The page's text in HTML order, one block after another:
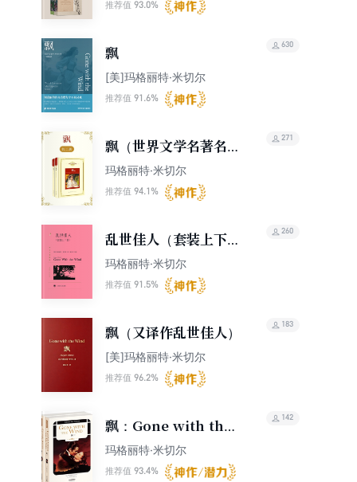
推荐值 93.0%
飘
[美]玛格丽特·米切尔
推荐值 91.6%
630
飘（世界文学名著名译
典藏）
玛格丽特·米切尔
推荐值 94.1%
271
乱世佳人（套装上下
册）（译文名著精选）
玛格丽特·米切尔
推荐值 91.5%
260
飘（又译作乱世佳人）
[美]玛格丽特·米切尔
推荐值 96.2%
183
飘：Gone with the
wind（英文朗读版）
（上下全集）
玛格丽特·米切尔
推荐值 93.4%
142